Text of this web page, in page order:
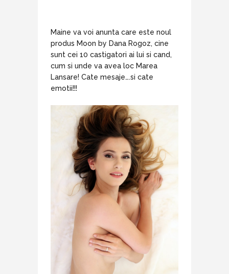
Maine va voi anunta care este noul
produs Moon by Dana Rogoz, cine
sunt cei 10 castigatori ai lui si cand,
cum si unde va avea loc Marea
Lansare! Cate mesaje….si cate
emotii!!!